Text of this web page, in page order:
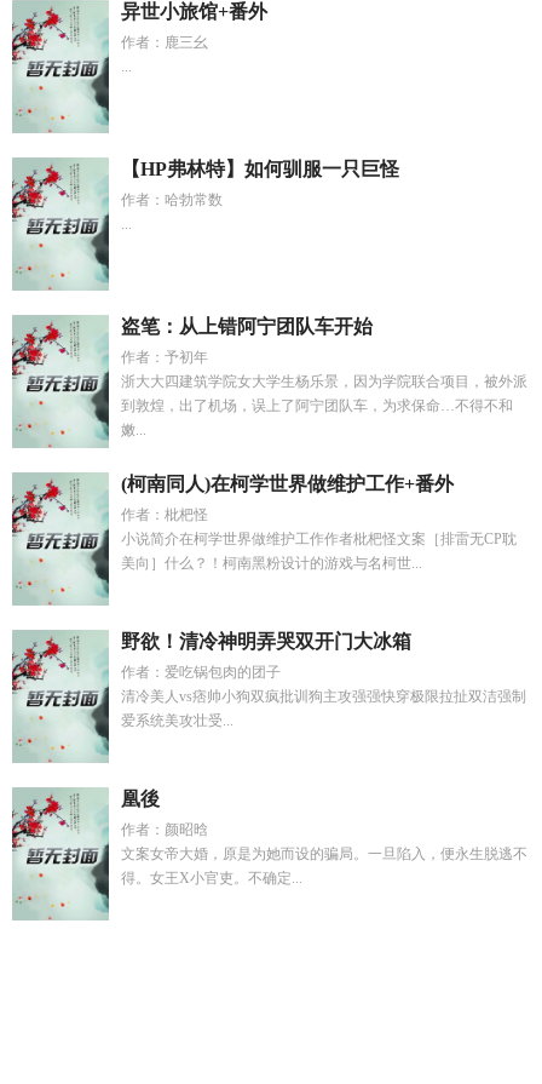
异世小旅馆+番外
作者：鹿三幺
...
【HP弗林特】如何驯服一只巨怪
作者：哈勃常数
...
盗笔：从上错阿宁团队车开始
作者：予初年
浙大大四建筑学院女大学生杨乐景，因为学院联合项目，被外派
到敦煌，出了机场，误上了阿宁团队车，为求保命…不得不和
嫩...
(柯南同人)在柯学世界做维护工作+番外
作者：枇杷怪
小说简介在柯学世界做维护工作作者枇杷怪文案［排雷无CP耽
美向］什么？！柯南黑粉设计的游戏与名柯世...
野欲！清冷神明弄哭双开门大冰箱
作者：爱吃锅包肉的团子
清冷美人vs痞帅小狗双疯批训狗主攻强强快穿极限拉扯双洁强制
爱系统美攻壮受...
凰後
作者：颜昭晗
文案女帝大婚，原是为她而设的骗局。一旦陷入，便永生脱逃不
得。女王X小官吏。不确定...